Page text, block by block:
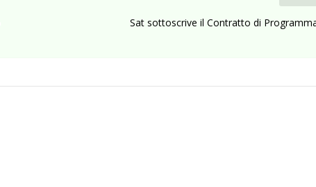
Sat sottoscrive il Contratto di